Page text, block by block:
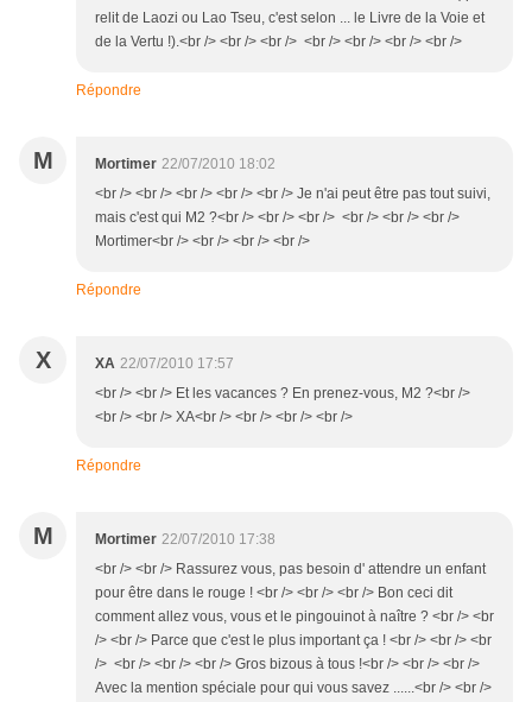
relit de Laozi ou Lao Tseu, c'est selon ... le Livre de la Voie et
de la Vertu !).<br /> <br /> <br /> <br /> <br /> <br /> <br />
Répondre
M Mortimer 22/07/2010 18:02
<br /> <br /> <br /> <br /> <br /> Je n'ai peut être pas tout suivi,
mais c'est qui M2 ?<br /> <br /> <br /> <br /> <br /> <br />
Mortimer<br /> <br /> <br /> <br />
Répondre
X XA 22/07/2010 17:57
<br /> <br /> Et les vacances ? En prenez-vous, M2 ?<br />
<br /> <br /> XA<br /> <br /> <br /> <br />
Répondre
M Mortimer 22/07/2010 17:38
<br /> <br /> Rassurez vous, pas besoin d' attendre un enfant
pour être dans le rouge ! <br /> <br /> <br /> Bon ceci dit
comment allez vous, vous et le pingouinot à naître ? <br /> <br
/> <br /> Parce que c'est le plus important ça ! <br /> <br /> <br
/> <br /> <br /> <br /> Gros bizous à tous !<br /> <br /> <br />
Avec la mention spéciale pour qui vous savez ......<br /> <br />